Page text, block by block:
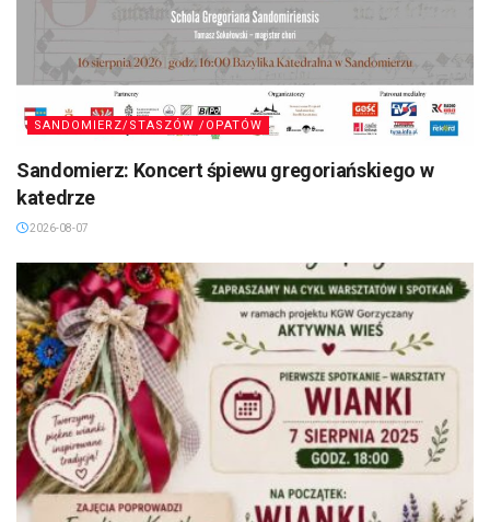
SANDOMIERZ/STASZÓW /OPATÓW
Sandomierz: Koncert śpiewu gregoriańskiego w
katedrze
2026-08-07